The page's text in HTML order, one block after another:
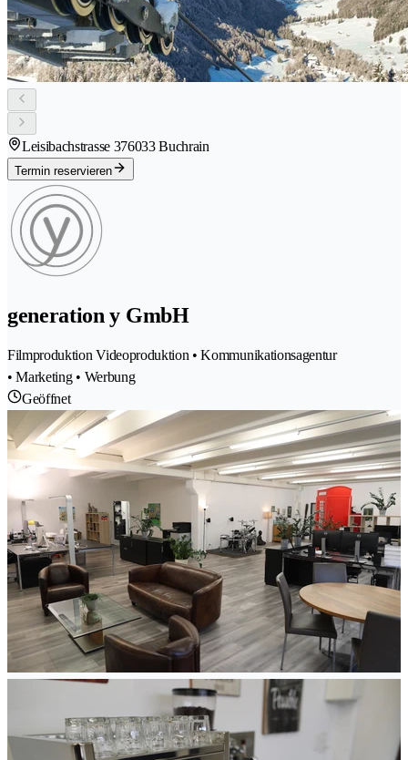
Leisibachstrasse 376033 Buchrain
Termin reservieren
generation y GmbH
Filmproduktion Videoproduktion • Kommunikationsagentur
• Marketing • Werbung
Geöffnet